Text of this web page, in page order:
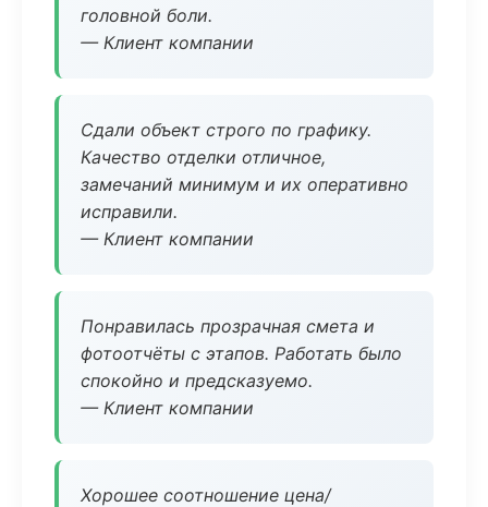
головной боли.
— Клиент компании
Сдали объект строго по графику.
Качество отделки отличное,
замечаний минимум и их оперативно
исправили.
— Клиент компании
Понравилась прозрачная смета и
фотоотчёты с этапов. Работать было
спокойно и предсказуемо.
— Клиент компании
Хорошее соотношение цена/